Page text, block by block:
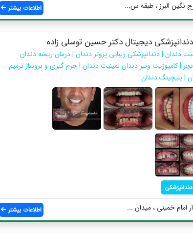
نگین البرز ، طبقه س... اطلاعات بیشتر
دندانپزشکی دیجیتال دکتر حسین توسلی زاده
دندان | دندانپزشکی زیبایی پروتز دندان | درمان ریشه دندان
| کامپوزیت ونیر دندان لمینیت دندان | جرم گیری و بروساژ ترمیم
| بلیچینگ دندان
دندانپزشکی
امام خمینی ، میدان ... اطلاعات بیشتر